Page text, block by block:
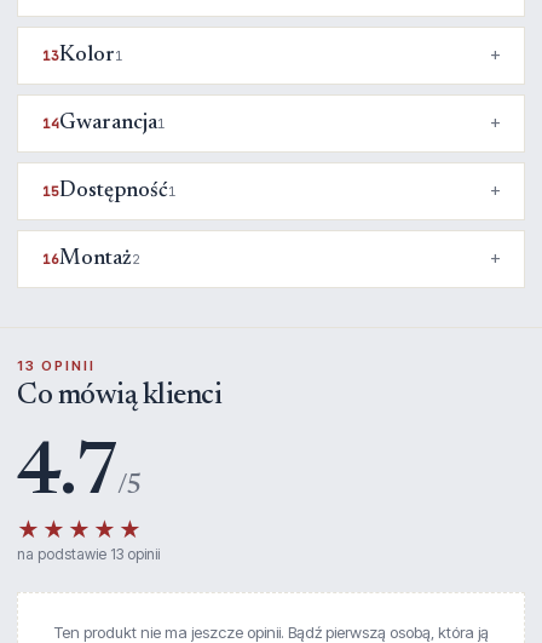
13Kolor1
14Gwarancja1
15Dostępność1
16Montaż2
13 OPINII
Co mówią klienci
4.7/5
★★★★★
na podstawie 13 opinii
Ten produkt nie ma jeszcze opinii. Bądź pierwszą osobą, która ją